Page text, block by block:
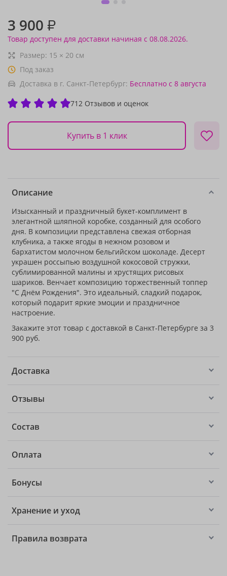
3 900 ₽
Товар доступен для доставки начиная с 08.08.2026.
Размер: 15 × 20 см
Под заказ
Доставка в г. Санкт-Петербург: Бесплатно с 8 августа
712 Отзывов и оценок
Купить в 1 клик
Описание
Изысканный и праздничный букет-комплимент в
элегантной шляпной коробке, созданный для особого
дня. В композиции представлена свежая отборная
клубника, а также ягоды в нежном розовом и
бархатистом молочном бельгийском шоколаде. Десерт
украшен россыпью воздушной кокосовой стружки,
сублимированной малины и хрустящих рисовых
шариков. Венчает композицию торжественный топпер
"С Днём Рождения". Это идеальный, сладкий подарок,
который подарит яркие эмоции и праздничное
настроение.
Закажите этот товар с доставкой в Санкт-Петербурге за 3
900 руб.
Доставка
Отзывы
Состав
Оплата
Бонусы
Хранение и уход
Правила возврата